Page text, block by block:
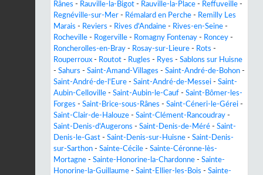
Rânes - Rauville-la-Bigot - Rauville-la-Place - Reffuveille -
Regnéville-sur-Mer - Rémalard en Perche - Remilly Les
Marais - Reviers - Rives d'Andaine - Rives-en-Seine -
Rocheville - Rogerville - Romagny Fontenay - Roncey -
Roncherolles-en-Bray - Rosay-sur-Lieure - Rots -
Rouperroux - Routot - Rugles - Ryes - Sablons sur Huisne
- Sahurs - Saint-Amand-Villages - Saint-André-de-Bohon -
Saint-André-de-l'Eure - Saint-André-de-Messei - Saint-
Aubin-Celloville - Saint-Aubin-le-Cauf - Saint-Bômer-les-
Forges - Saint-Brice-sous-Rânes - Saint-Céneri-le-Gérei -
Saint-Clair-de-Halouze - Saint-Clément-Rancoudray -
Saint-Denis-d'Augerons - Saint-Denis-de-Méré - Saint-
Denis-le-Gast - Saint-Denis-sur-Huisne - Saint-Denis-
sur-Sarthon - Sainte-Cécile - Sainte-Céronne-lès-
Mortagne - Sainte-Honorine-la-Chardonne - Sainte-
Honorine-la-Guillaume - Saint-Ellier-les-Bois - Sainte-